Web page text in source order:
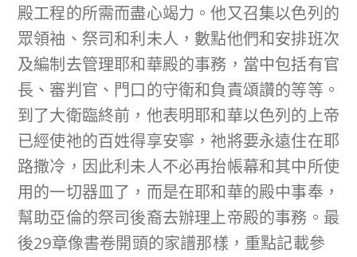
殿工程的所需而盡心竭力。他又召集以色列的
眾領袖、祭司和利未人，數點他們和安排班次
及編制去管理耶和華殿的事務，當中包括有官
長、審判官、門口的守衛和負責頌讚的等等。
到了大衛臨終前，他表明耶和華以色列的上帝
已經使祂的百姓得享安寧，祂將要永遠住在耶
路撒冷，因此利未人不必再抬帳幕和其中所使
用的一切器皿了，而是在耶和華的殿中事奉，
幫助亞倫的祭司後裔去辦理上帝殿的事務。最
後29章像書卷開頭的家譜那樣，重點記載參